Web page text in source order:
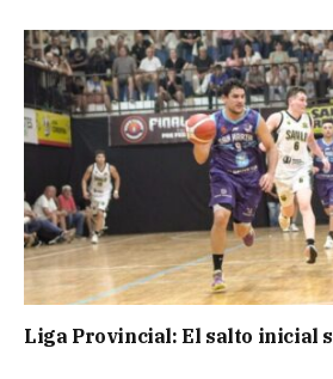
Liga Provincial: El salto inicial